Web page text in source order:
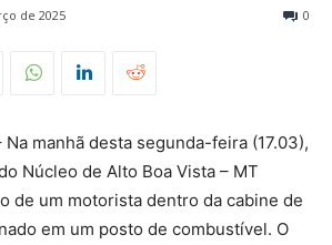
0
de 2025
Na manhã desta segunda-feira (17.03),
Núcleo de Alto Boa Vista – MT
de um motorista dentro da cabine de
em um posto de combustível. O